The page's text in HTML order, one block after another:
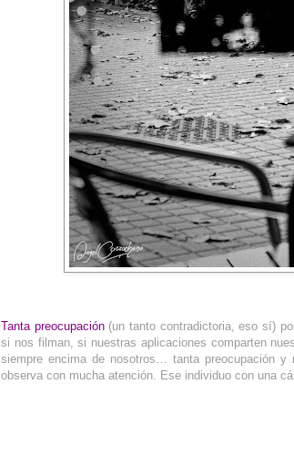
Tanta preocupación (un tanto contradictoria, eso sí)
si nos filman, si nuestras aplicaciones comparten
siempre encima de nosotros… tanta preocupación
observa con mucha atención. Ese individuo con una